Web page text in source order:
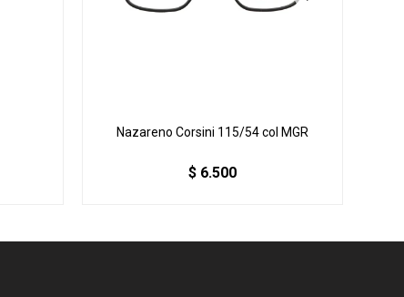
Nazareno Corsini 115/54 col MGR
$ 6.500